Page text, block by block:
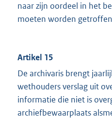
naar zijn oordeel in het
moeten worden
Artikel 15
De archivaris brengt
wethouders verslag uit
informatie die niet is
archiefbewaarplaats